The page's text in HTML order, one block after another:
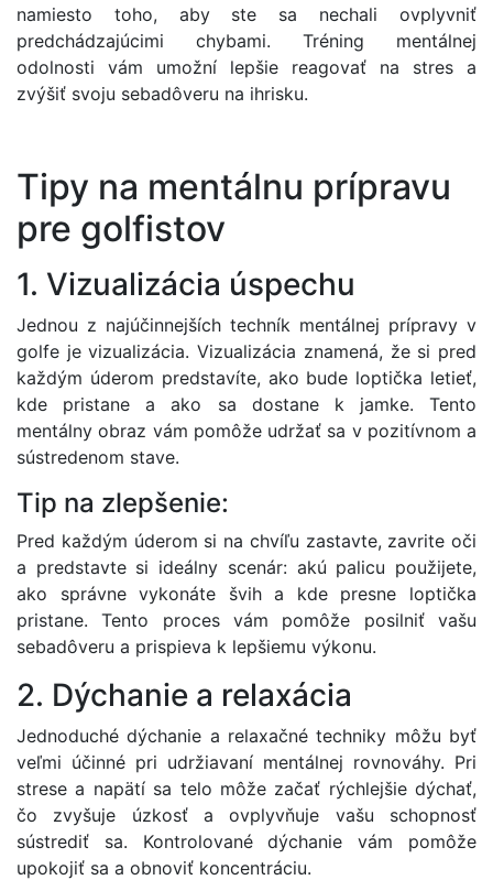
namiesto toho, aby ste sa nechali ovplyvniť
predchádzajúcimi chybami. Tréning mentálnej
odolnosti vám umožní lepšie reagovať na stres a
zvýšiť svoju sebadôveru na ihrisku.
Tipy na mentálnu prípravu
pre golfistov
1. Vizualizácia úspechu
Jednou z najúčinnejších techník mentálnej prípravy v
golfe je vizualizácia. Vizualizácia znamená, že si pred
každým úderom predstavíte, ako bude loptička letieť,
kde pristane a ako sa dostane k jamke. Tento
mentálny obraz vám pomôže udržať sa v pozitívnom a
sústredenom stave.
Tip na zlepšenie:
Pred každým úderom si na chvíľu zastavte, zavrite oči
a predstavte si ideálny scenár: akú palicu použijete,
ako správne vykonáte švih a kde presne loptička
pristane. Tento proces vám pomôže posilniť vašu
sebadôveru a prispieva k lepšiemu výkonu.
2. Dýchanie a relaxácia
Jednoduché dýchanie a relaxačné techniky môžu byť
veľmi účinné pri udržiavaní mentálnej rovnováhy. Pri
strese a napätí sa telo môže začať rýchlejšie dýchať,
čo zvyšuje úzkosť a ovplyvňuje vašu schopnosť
sústrediť sa. Kontrolované dýchanie vám pomôže
upokojiť sa a obnoviť koncentráciu.